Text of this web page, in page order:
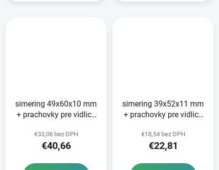
simering 49x60x10 mm
+ prachovky pre vidlice
€33,06 bez DPH
€40,66
simering 39x52x11 mm
+ prachovky pre vidlice
€18,54 bez DPH
€22,81